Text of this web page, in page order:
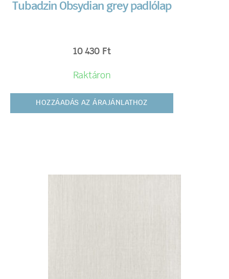
Tubadzin Obsydian grey padlólap
10 430 Ft
Raktáron
HOZZÁADÁS AZ ÁRAJÁNLATHOZ